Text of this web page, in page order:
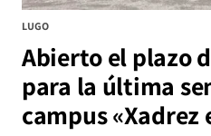
LUGO
Abierto el plazo
para la última
campus «Xadrez